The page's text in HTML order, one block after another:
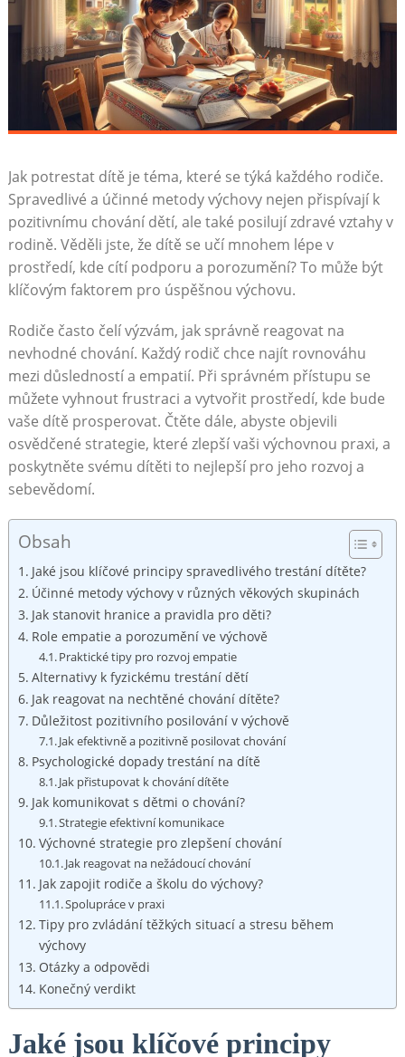
Jak potrestat dítě je téma, které se týká každého rodiče.
Spravedlivé a účinné metody výchovy nejen přispívají k
pozitivnímu chování dětí, ale také posilují zdravé vztahy v
rodině. Věděli jste, že dítě se učí mnohem lépe v
prostředí, kde cítí podporu a porozumění? To může být
klíčovým faktorem pro úspěšnou výchovu.
Rodiče často čelí výzvám, jak správně reagovat na
nevhodné chování. Každý rodič chce najít rovnováhu
mezi důsledností a empatií. Při správném přístupu se
můžete vyhnout frustraci a vytvořit prostředí, kde bude
vaše dítě prosperovat. Čtěte dále, abyste objevili
osvědčené strategie, které zlepší vaši výchovnou praxi, a
poskytněte svému dítěti to nejlepší pro jeho rozvoj a
sebevědomí.
Obsah
Jaké jsou klíčové principy spravedlivého trestání dítěte?
Účinné metody výchovy v různých věkových skupinách
Jak stanovit hranice a pravidla pro děti?
Role empatie a porozumění ve výchově
Praktické tipy pro rozvoj empatie
Alternativy k fyzickému trestání dětí
Jak reagovat na nechtěné chování dítěte?
Důležitost pozitivního posilování v výchově
Jak efektivně a pozitivně posilovat chování
Psychologické dopady trestání na dítě
Jak přistupovat k chování dítěte
Jak komunikovat s dětmi o chování?
Strategie efektivní komunikace
Výchovné strategie pro zlepšení chování
Jak reagovat na nežádoucí chování
Jak zapojit rodiče a školu do výchovy?
Spolupráce v praxi
Tipy pro zvládání těžkých situací a stresu během
výchovy
Otázky a odpovědi
Konečný verdikt
Jaké jsou klíčové principy